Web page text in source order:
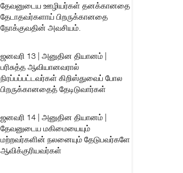
தேவனுடைய ஊழியர்கள் தனக்கானதை
தேடாதவர்களாய் பிறருக்கானதை
நோக்குவதின் அவசியம்.
ஜனவரி 13 | அனுதின தியானம் |
பரிசுத்த ஆவியானவரால்
நிரப்பப்பட்டவர்கள் கிறிஸ்துவைப் போல
பிறருக்கானதைத் தேடிடுவார்கள்
ஜனவரி 14 | அனுதின தியானம் |
தேவனுடைய மகிமையையும்
மற்றவர்களின் நலனையும் தேடுபவர்களே
ஆவிக்குரியவர்கள்